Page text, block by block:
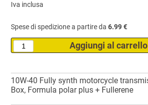
Iva inclusa
Spese di spedizione a partire da6.99 €
10W-40 Fully synth motorcycle
Box, Formula polar plus + Fullerene